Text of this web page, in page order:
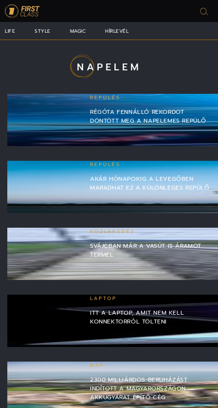
LIFE STYLE MAGIC HÍRLEVÉL
NAPELEM
REPÜLÉS
RÉGÓTA FENNÁLLÓ REKORDOT
DÖNTÖTT MEG A NAPELEMES REPÜLŐ
REPÜLÉS
AKÁR HÓNAPOKIG A LEVEGŐBEN
MARADHAT EZ A KÜLÖNLEGES REPÜLŐ
KÖZLEKEDÉS
SVÁJCBAN MÁR A VASÚT IS ÁRAMOT
TERMEL
LAPTOP
ITT A LAPTOP, AMIT NEM KELL
KONNEKTORRÓL TÖLTENI
NAP
2300 MILLIÁRDOS BERUHÁZÁST
INDÍTOTT A MAGYARORSZÁGON
AKKUGYÁRAT ÉPÍTŐ CÉG